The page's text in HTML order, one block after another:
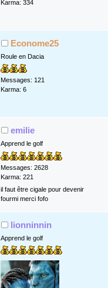
Karma: 334
Econome25
Roule en Dacia
Messages: 121
Karma: 6
emilie
Apprend le golf
Messages: 2628
Karma: 221
il faut être cigale pour devenir
fourmi merci fofo
lionninnin
Apprend le golf